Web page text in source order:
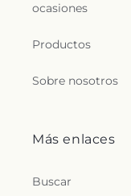
ocasiones
Productos
Sobre nosotros
Más enlaces
Buscar